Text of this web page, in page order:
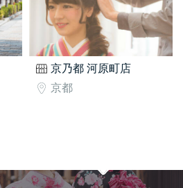
京乃都 河原町店
京都